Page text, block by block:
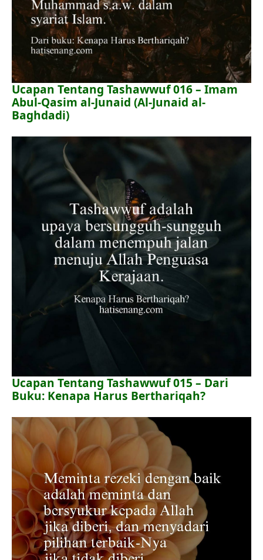
Ucapan Tentang Tashawwuf 016 – Imam
Abul-Qasim al-Junaid (Al-Junaid al-
Baghdadi)
Ucapan Tentang Tashawwuf 015 – Dari
Buku: Kenapa Harus Berthariqah?